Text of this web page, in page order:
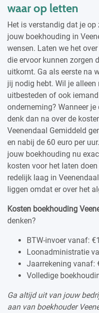
waar op letten
Het is verstandig dat je
jouw boekhouding in
wensen. Laten we het
die ervoor kunnen zorgen
uitkomt. Ga als eerste na
jij nodig hebt. Wil je
uitbesteden of ook
onderneming? Wanneer
denk dan na over de
Veenendaal Gemiddeld
en nabij de 60 euro per
jouw boekhouding nu
kosten voor het laten
redelijk laag in
liggen omdat er over het
Kosten boekhouding
denken?
BTW-invoer vanaf:
Loonadministratie
Jaarrekening vanaf:
Volledige
Ga altijd uit van jouw
aan van boekhouder